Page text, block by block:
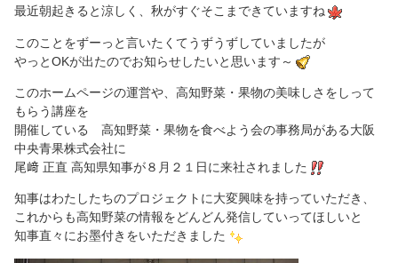
最近朝起きると涼しく、秋がすぐそこまできていますね
このことをずーっと言いたくてうずうずしていましたが
やっとOKが出たのでお知らせしたいと思います～
このホームページの運営や、高知野菜・果物の美味しさをしって
もらう講座を
開催している 高知野菜・果物を食べよう会の事務局がある大阪
中央青果株式会社に
尾﨑 正直 高知県知事が８月２１日に来社されました
知事はわたしたちのプロジェクトに大変興味を持っていただき、
これからも高知野菜の情報をどんどん発信していってほしいと
知事直々にお墨付きをいただきました